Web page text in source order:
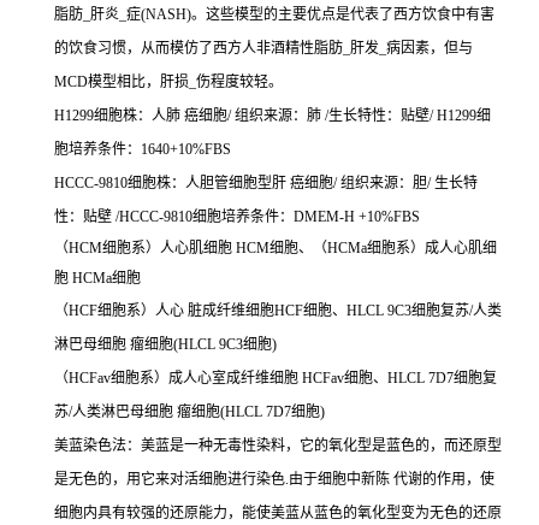
脂肪_肝炎_症(NASH)。这些模型的主要优点是代表了西方饮食中有害
的饮食习惯，从而模仿了西方人非酒精性脂肪_肝发_病因素，但与
MCD模型相比，肝损_伤程度较轻。
H1299细胞株：人肺 癌细胞/ 组织来源：肺 /生长特性：贴壁/ H1299细
胞培养条件：1640+10%FBS
HCCC-9810细胞株：人胆管细胞型肝 癌细胞/ 组织来源：胆/ 生长特
性：贴壁 /HCCC-9810细胞培养条件：DMEM-H +10%FBS
（HCM细胞系）人心肌细胞 HCM细胞、（HCMa细胞系）成人心肌细
胞 HCMa细胞
（HCF细胞系）人心 脏成纤维细胞HCF细胞、HLCL 9C3细胞复苏/人类
淋巴母细胞 瘤细胞(HLCL 9C3细胞)
（HCFav细胞系）成人心室成纤维细胞 HCFav细胞、HLCL 7D7细胞复
苏/人类淋巴母细胞 瘤细胞(HLCL 7D7细胞)
美蓝染色法：美蓝是一种无毒性染料，它的氧化型是蓝色的，而还原型
是无色的，用它来对活细胞进行染色.由于细胞中新陈 代谢的作用，使
细胞内具有较强的还原能力，能使美蓝从蓝色的氧化型变为无色的还原